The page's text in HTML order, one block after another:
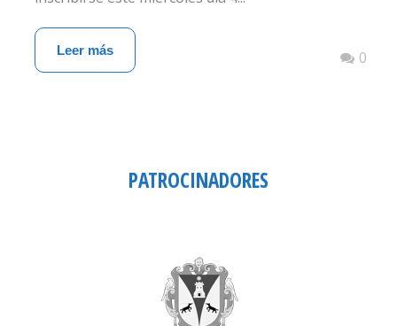
Leer más 0
PATROCINADORES